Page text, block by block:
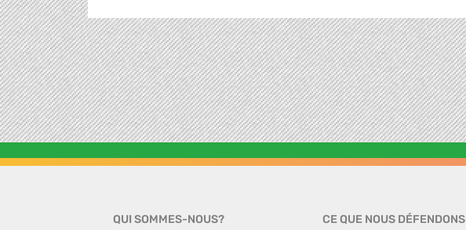
QUI SOMMES-NOUS? CE QUE NOUS DÉFENDONS